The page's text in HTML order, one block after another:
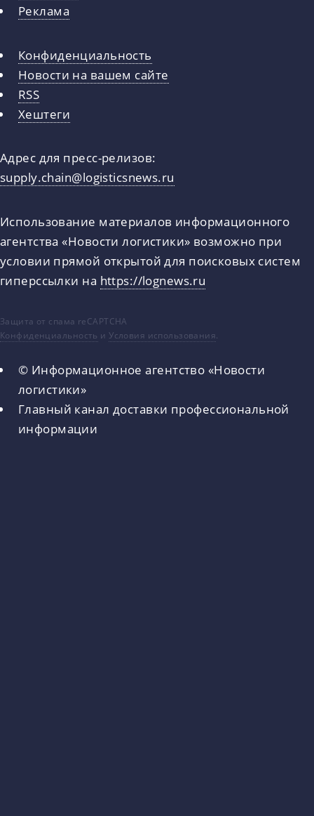
Реклама
Конфиденциальность
Новости на вашем сайте
RSS
Хештеги
Адрес для пресс-релизов:
supply.chain@logisticsnews.ru
Использование материалов информационного
агентства «Новости логистики» возможно при
условии прямой открытой для поисковых систем
гиперссылки на https://lognews.ru
Защита от спама reCAPTCHA
Конфиденциальность иУсловия использования.
© Информационное агентство «Новости
логистики»
Главный канал доставки профессиональной
информации